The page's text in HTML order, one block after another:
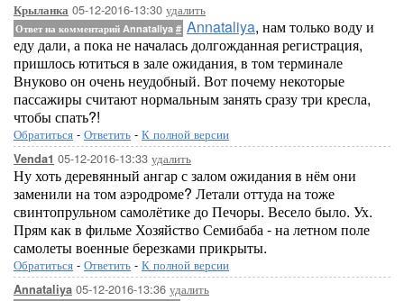
Крыланка 05-12-2016-13:30 удалить
Ответ на комментарий Annataliya # Annataliya, нам только воду и
еду дали, а пока не началась долгожданная регистрация,
пришлось ютиться в зале ожидания, в том терминале
Внуково он очень неудобный. Вот почему некоторые
пассажиры считают нормальным занять сразу три кресла,
чтобы спать?!
Обратиться - Ответить - К полной версии
Venda1 05-12-2016-13:33 удалить
Ну хоть деревянный ангар с залом ожидания в нём они
заменили на том аэродроме? Летали оттуда на тоже
свинтопрульном самолётике до Печоры. Весело было. Ух.
Прям как в фильме Хозяйство Семибаба - на летном поле
самолеты военные березками прикрыты.
Обратиться - Ответить - К полной версии
Annataliya 05-12-2016-13:36 удалить